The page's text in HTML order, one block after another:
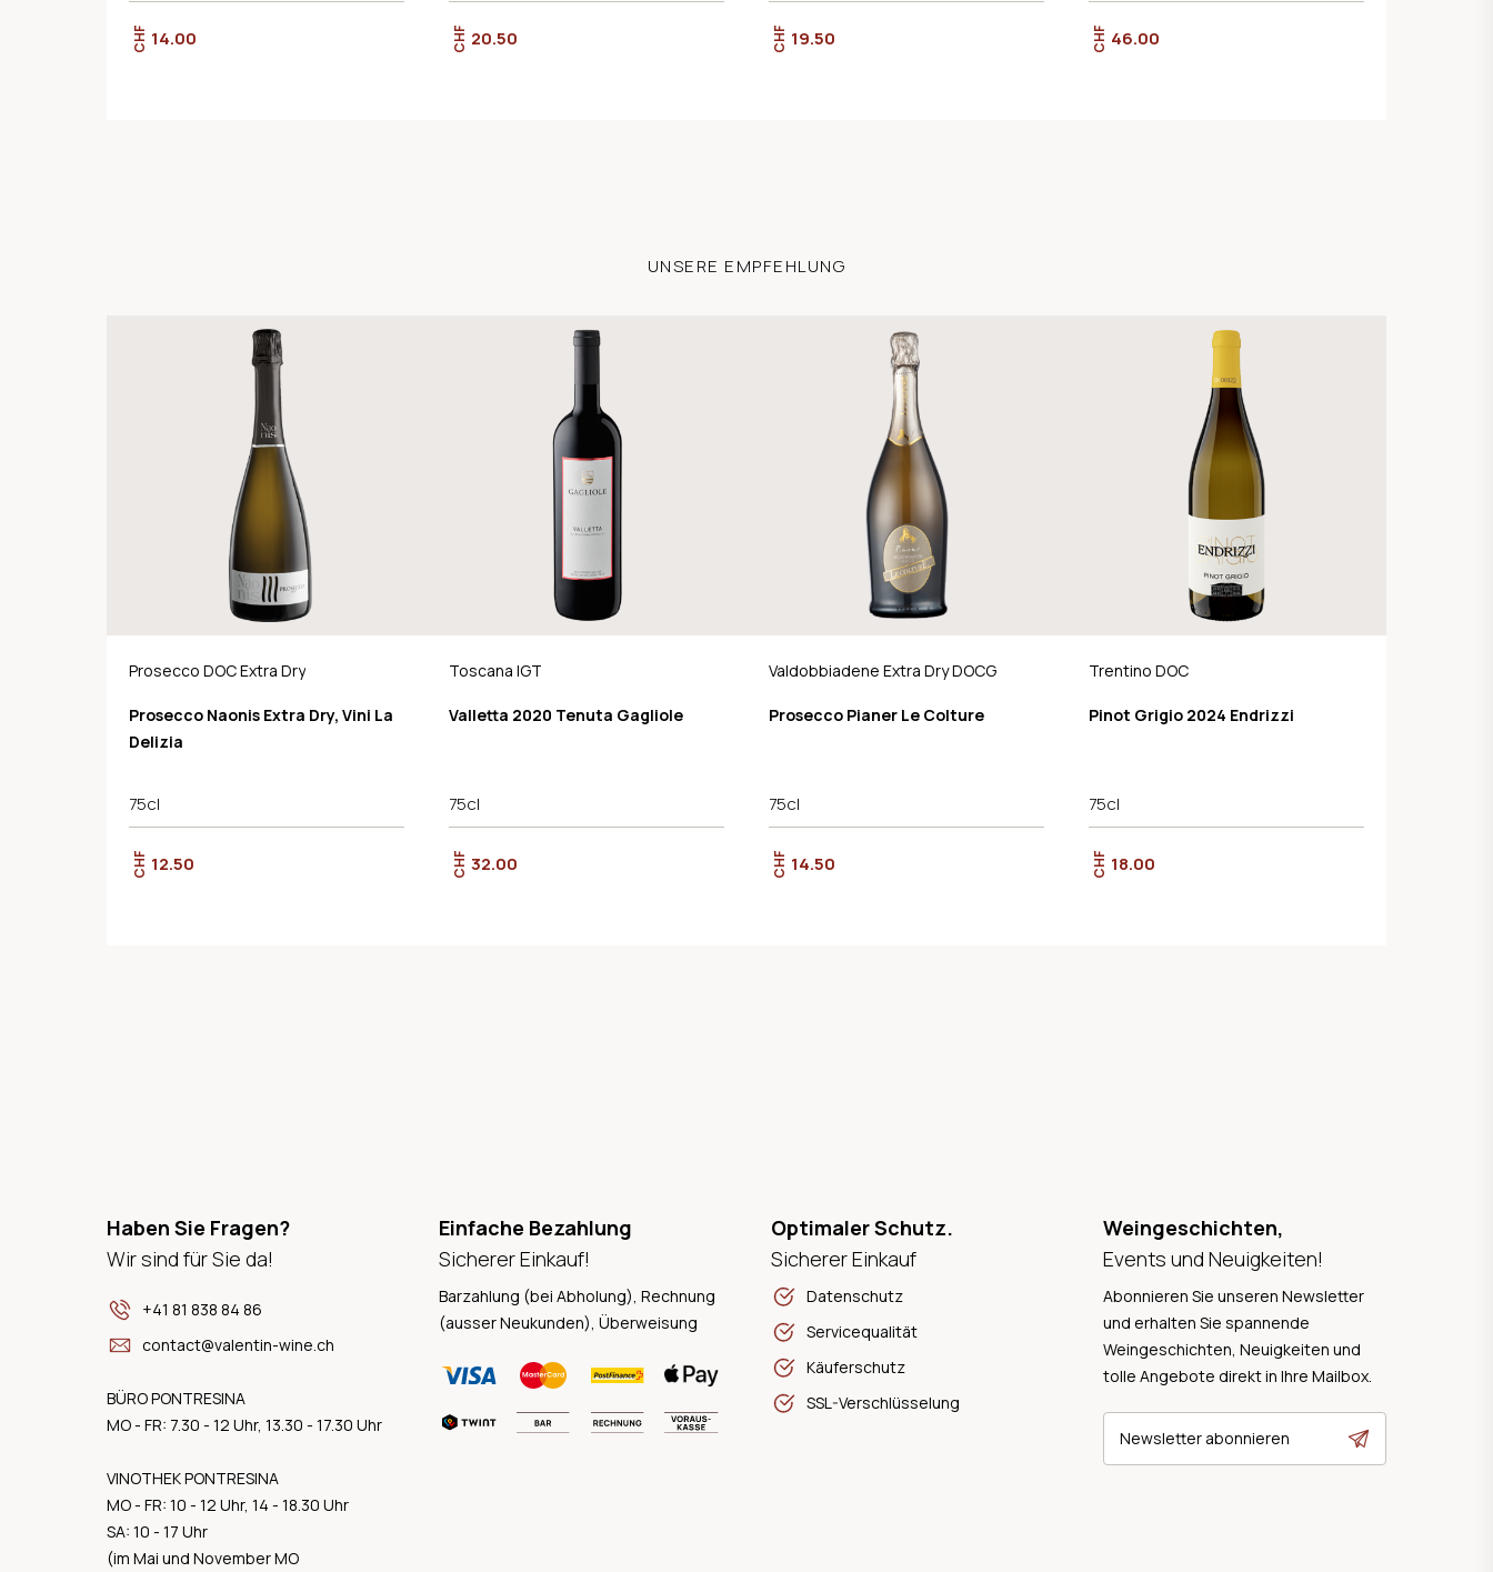
CHF 14.00 CHF 20.50 CHF 19.50 CHF 46.00
UNSERE EMPFEHLUNG
Prosecco DOC Extra Dry
Prosecco Naonis Extra Dry, Vini La
Delizia
75cl
CHF 12.50
Toscana IGT
Valletta 2020 Tenuta Gagliole
75cl
CHF 32.00
Valdobbiadene Extra Dry DOCG
Prosecco Pianer Le Colture
75cl
CHF 14.50
Trentino DOC
Pinot Grigio 2024 Endrizzi
75cl
CHF 18.00
Haben Sie Fragen?
Wir sind für Sie da!
+41 81 838 84 86
contact@valentin-wine.ch
BÜRO PONTRESINA
MO - FR: 7.30 - 12 Uhr, 13.30 - 17.30 Uhr
VINOTHEK PONTRESINA
MO - FR: 10 - 12 Uhr, 14 - 18.30 Uhr
SA: 10 - 17 Uhr
(im Mai und November MO
Einfache Bezahlung
Sicherer Einkauf!
Barzahlung (bei Abholung), Rechnung
(ausser Neukunden), Überweisung
Optimaler Schutz.
Sicherer Einkauf
Datenschutz
Servicequalität
Käuferschutz
SSL-Verschlüsselung
Weingeschichten,
Events und Neuigkeiten!
Abonnieren Sie unseren Newsletter
und erhalten Sie spannende
Weingeschichten, Neuigkeiten und
tolle Angebote direkt in Ihre Mailbox.
Newsletter abonnieren